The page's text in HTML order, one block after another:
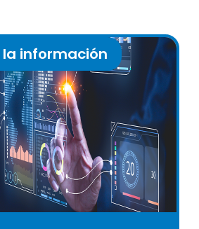
información